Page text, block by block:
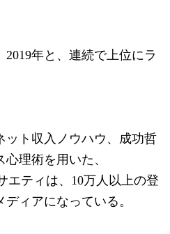
年と、 連続で上位にラ
ット収入ノウハウ、成功哲
心理術を用いた、
エティは、 10万人以上の登
ィアになっている。